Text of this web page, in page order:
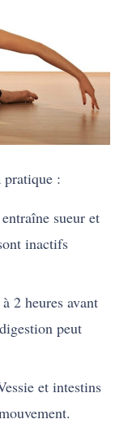
pratique :
sueur et
inactifs
2 heures avant
peut
et intestins